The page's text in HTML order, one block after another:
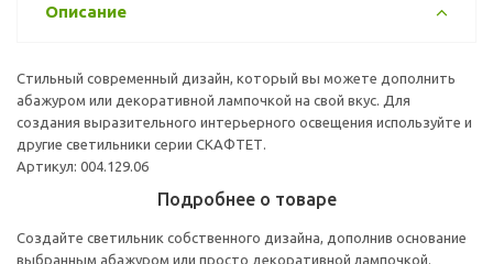
Описание
Стильный современный дизайн, который вы можете дополнить
абажуром или декоративной лампочкой на свой вкус. Для
создания выразительного интерьерного освещения используйте и
другие светильники серии СКАФТЕТ.
Артикул: 004.129.06
Подробнее о товаре
Создайте светильник собственного дизайна, дополнив основание
выбранным абажуром или просто декоративной лампочкой.